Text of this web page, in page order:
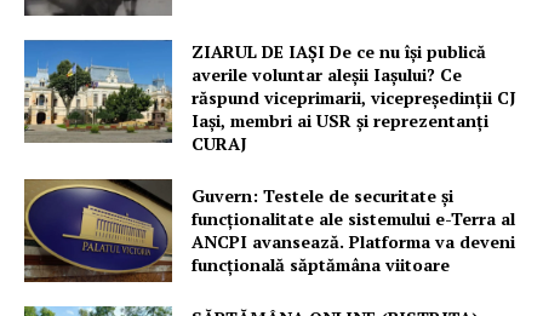
ZIARUL DE IAȘI De ce nu își publică
averile voluntar aleșii Iașului? Ce
răspund viceprimarii, vicepreședinții CJ
Iași, membri ai USR și reprezentanți
CURAJ
Guvern: Testele de securitate și
funcționalitate ale sistemului e-Terra al
ANCPI avansează. Platforma va deveni
funcțională săptămâna viitoare